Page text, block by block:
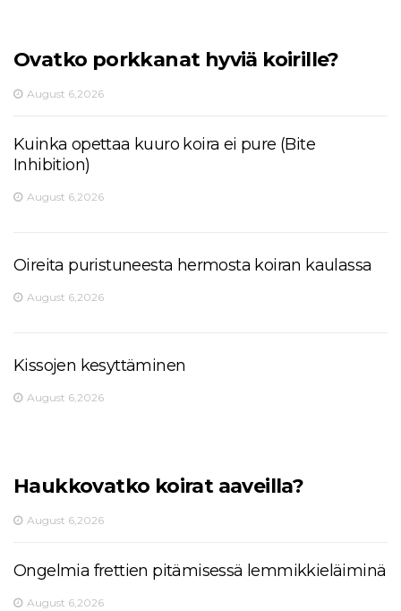
Ovatko porkkanat hyviä koirille?
August 6,2026
Kuinka opettaa kuuro koira ei pure (Bite
Inhibition)
August 6,2026
Oireita puristuneesta hermosta koiran kaulassa
August 6,2026
Kissojen kesyttäminen
August 6,2026
Haukkovatko koirat aaveilla?
August 6,2026
Ongelmia frettien pitämisessä lemmikkieläiminä
August 6,2026